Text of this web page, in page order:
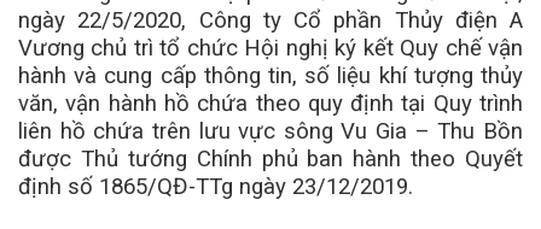
ngày 22/5/2020, Công ty Cổ phần Thủy điện A
Vương chủ trì tổ chức Hội nghị ký kết Quy chế vận
hành và cung cấp thông tin, số liệu khí tượng thủy
văn, vận hành hồ chứa theo quy định tại Quy trình
liên hồ chứa trên lưu vực sông Vu Gia – Thu Bồn
được Thủ tướng Chính phủ ban hành theo Quyết
định số 1865/QĐ-TTg ngày 23/12/2019.